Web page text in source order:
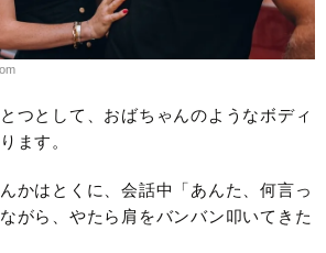
つとして、おばちゃんのようなボディ
ます。
かはとくに、会話中「あんた、何言っ
がら、やたら肩をバンバン叩いてきた